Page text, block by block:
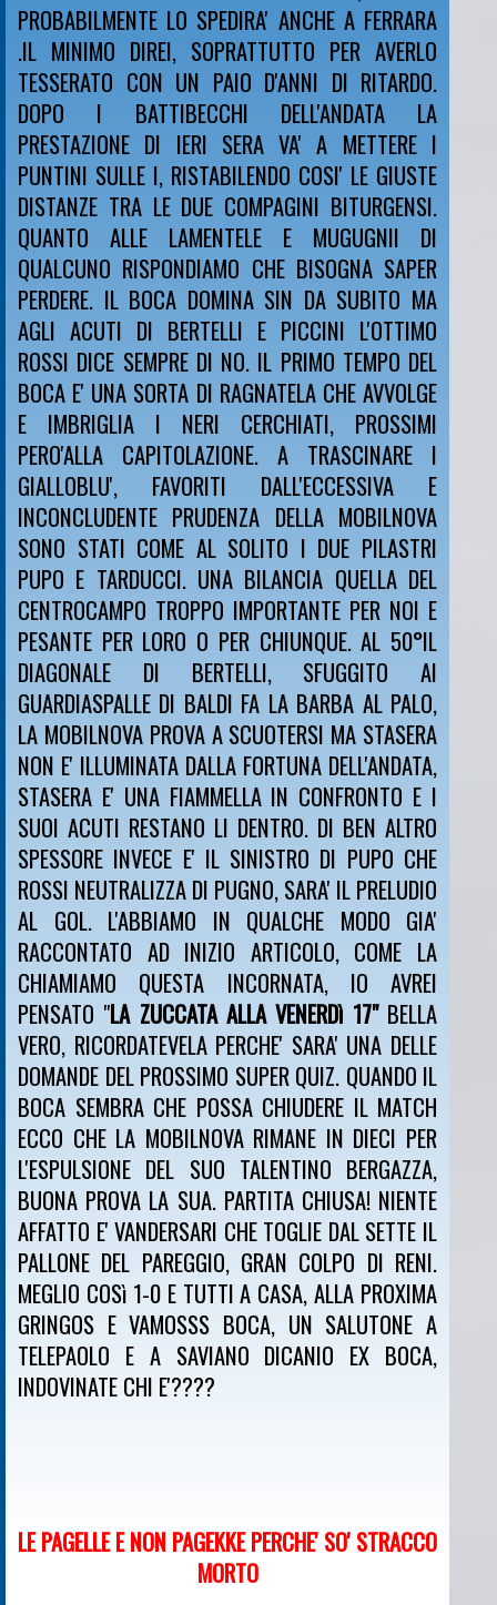
PROBABILMENTE LO SPEDIRA' ANCHE A FERRARA
.IL MINIMO DIREI, SOPRATTUTTO PER AVERLO
TESSERATO CON UN PAIO D'ANNI DI RITARDO.
DOPO I BATTIBECCHI DELL'ANDATA LA
PRESTAZIONE DI IERI SERA VA' A METTERE I
PUNTINI SULLE I, RISTABILENDO COSI' LE GIUSTE
DISTANZE TRA LE DUE COMPAGINI BITURGENSI.
QUANTO ALLE LAMENTELE E MUGUGNII DI
QUALCUNO RISPONDIAMO CHE BISOGNA SAPER
PERDERE. IL BOCA DOMINA SIN DA SUBITO MA
AGLI ACUTI DI BERTELLI E PICCINI L'OTTIMO
ROSSI DICE SEMPRE DI NO. IL PRIMO TEMPO DEL
BOCA E' UNA SORTA DI RAGNATELA CHE AVVOLGE
E IMBRIGLIA I NERI CERCHIATI, PROSSIMI
PERO'ALLA CAPITOLAZIONE. A TRASCINARE I
GIALLOBLU', FAVORITI DALL'ECCESSIVA E
INCONCLUDENTE PRUDENZA DELLA MOBILNOVA
SONO STATI COME AL SOLITO I DUE PILASTRI
PUPO E TARDUCCI. UNA BILANCIA QUELLA DEL
CENTROCAMPO TROPPO IMPORTANTE PER NOI E
PESANTE PER LORO O PER CHIUNQUE. AL 50°IL
DIAGONALE DI BERTELLI, SFUGGITO AI
GUARDIASPALLE DI BALDI FA LA BARBA AL PALO,
LA MOBILNOVA PROVA A SCUOTERSI MA STASERA
NON E' ILLUMINATA DALLA FORTUNA DELL'ANDATA,
STASERA E' UNA FIAMMELLA IN CONFRONTO E I
SUOI ACUTI RESTANO LI DENTRO. DI BEN ALTRO
SPESSORE INVECE E' IL SINISTRO DI PUPO CHE
ROSSI NEUTRALIZZA DI PUGNO, SARA' IL PRELUDIO
AL GOL. L'ABBIAMO IN QUALCHE MODO GIA'
RACCONTATO AD INIZIO ARTICOLO, COME LA
CHIAMIAMO QUESTA INCORNATA, IO AVREI
PENSATO "LA ZUCCATA ALLA VENERDì 17"BELLA
VERO, RICORDATEVELA PERCHE' SARA' UNA DELLE
DOMANDE DEL PROSSIMO SUPER QUIZ. QUANDO IL
BOCA SEMBRA CHE POSSA CHIUDERE IL MATCH
ECCO CHE LA MOBILNOVA RIMANE IN DIECI PER
L'ESPULSIONE DEL SUO TALENTINO BERGAZZA,
BUONA PROVA LA SUA. PARTITA CHIUSA! NIENTE
AFFATTO E' VANDERSARI CHE TOGLIE DAL SETTE IL
PALLONE DEL PAREGGIO, GRAN COLPO DI RENI.
MEGLIO COSì 1-0 E TUTTI A CASA, ALLA PROXIMA
GRINGOS E VAMOSSS BOCA, UN SALUTONE A
TELEPAOLO E A SAVIANO DICANIO EX BOCA,
INDOVINATE CHI E'????
LE PAGELLE E NON PAGEKKE PERCHE' SO' STRACCO
MORTO